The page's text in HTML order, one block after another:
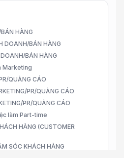
HÀNG
DOANH/BÁN HÀNG
BÁN HÀNG
Marketing
QUẢNG CÁO
PR/QUẢNG CÁO
PR/QUẢNG CÁO
làm Part-time
HÀNG (CUSTOMER
SÓC KHÁCH HÀNG